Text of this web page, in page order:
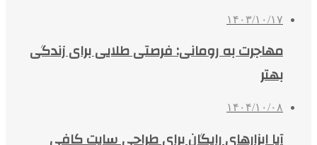
۱۴۰۳/۱۰/۱۷
مهاجرت به رومانی: فرصتی طلایی برای زندگی
بهتر
۱۴۰۴/۱۰/۰۸
آیا ابزارهای رایگان برای طراحی سایت کافی